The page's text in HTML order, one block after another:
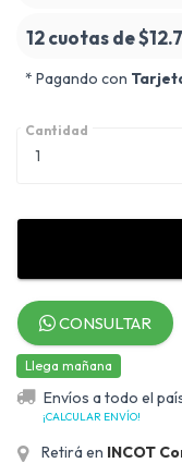
12 cuotas de
* Pagando con
Cantidad
CONSULTAR
Llega mañana
Envíos a todo el
¡CALCULAR ENVÍO!
Retirá en INCOT